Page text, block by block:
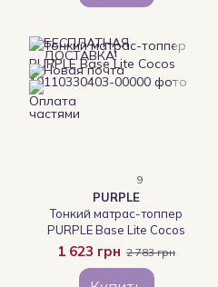
9
PURPLE
Тонкий матрас-топпер
PURPLE Base Lite Cocos
1 623 грн 2 783 грн